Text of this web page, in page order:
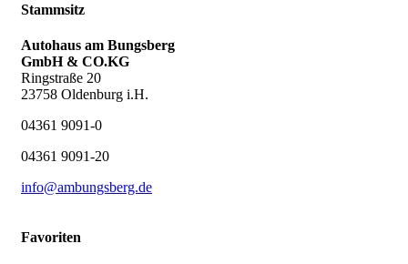
Stammsitz
Autohaus am Bungsberg
GmbH & CO.KG
Ringstraße 20
23758 Oldenburg i.H.
04361 9091-0
04361 9091-20
info@ambungsberg.de
Favoriten